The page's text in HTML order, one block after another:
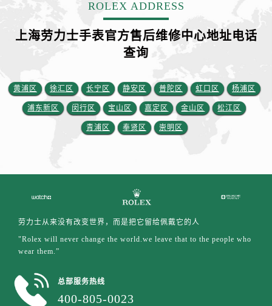
ROLEX ADDRESS
上海劳力士手表官方售后维修中心地址电话
查询
黄浦区 徐汇区 长宁区 静安区 普陀区 虹口区 杨浦区
浦东新区 闵行区 宝山区 嘉定区 金山区 松江区
青浦区 奉贤区 崇明区
劳力士从来没有改变世界，而是把它留给佩戴它的人
"Rolex will never change the world.we leave that to the people who
wear them.”
总部服务热线
400-805-0023